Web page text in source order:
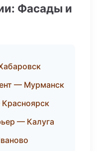
Фасады и
— Мурманск
— Калуга